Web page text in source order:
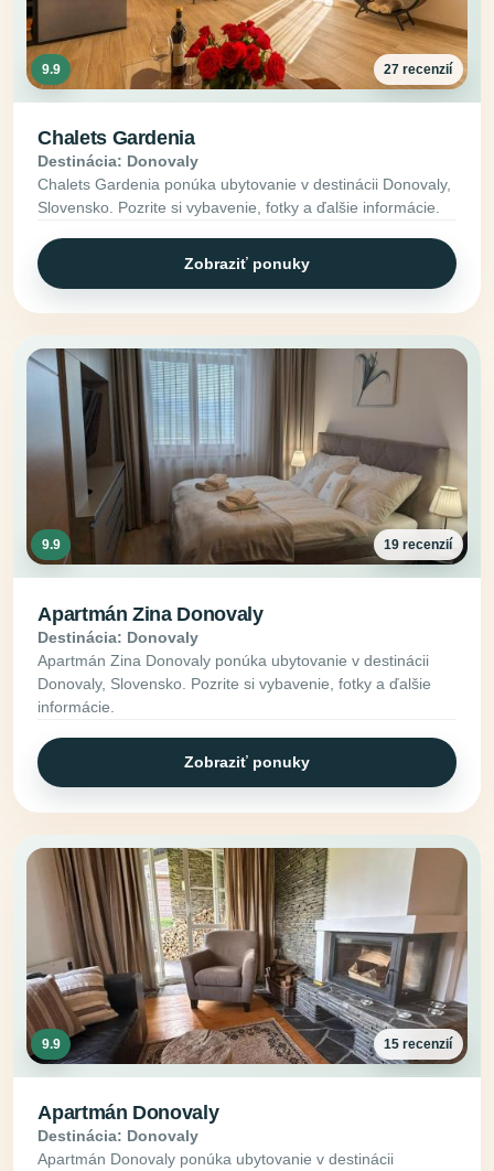
9.9 27 recenzií
Chalets Gardenia
Destinácia: Donovaly
Chalets Gardenia ponúka ubytovanie v destinácii Donovaly,
Slovensko. Pozrite si vybavenie, fotky a ďalšie informácie.
Zobraziť ponuky
9.9 19 recenzií
Apartmán Zina Donovaly
Destinácia: Donovaly
Apartmán Zina Donovaly ponúka ubytovanie v destinácii
Donovaly, Slovensko. Pozrite si vybavenie, fotky a ďalšie
informácie.
Zobraziť ponuky
9.9 15 recenzií
Apartmán Donovaly
Destinácia: Donovaly
Apartmán Donovaly ponúka ubytovanie v destinácii